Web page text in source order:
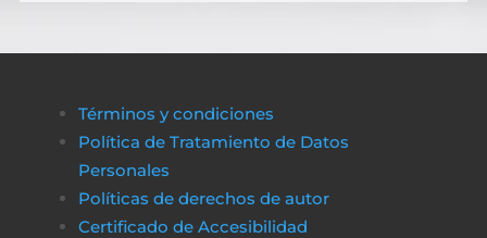
Términos y condiciones
Política de Tratamiento de Datos
Personales
Políticas de derechos de autor
Certificado de Accesibilidad